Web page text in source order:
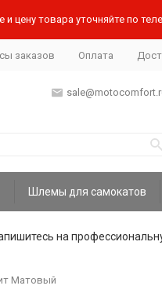
цену товара уточняйте по
заказов Оплата
Шлемы для самокатов
на
Матовый